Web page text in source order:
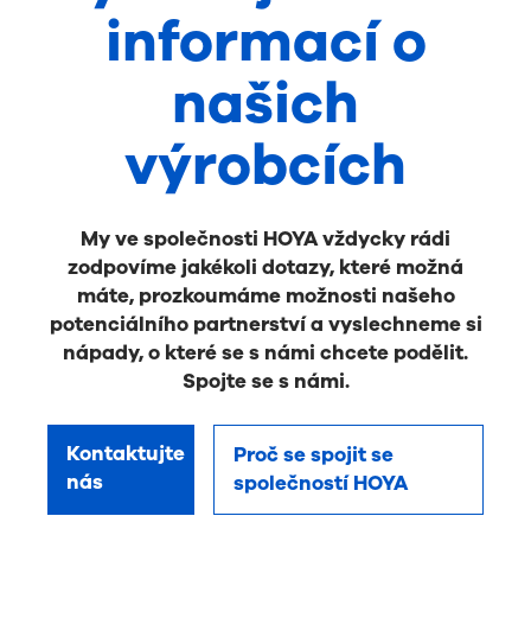
informací o
našich
výrobcích
My ve společnosti HOYA vždycky rádi
zodpovíme jakékoli dotazy, které možná
máte, prozkoumáme možnosti našeho
potenciálního partnerství a vyslechneme si
nápady, o které se s námi chcete podělit.
Spojte se s námi.
Kontaktujte
nás
Proč se spojit se
společností HOYA